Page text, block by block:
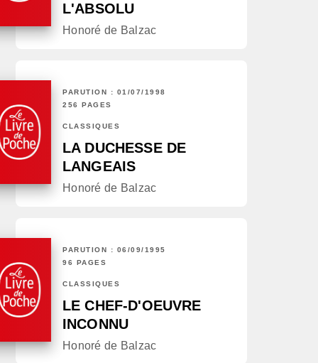
L'ABSOLU
Honoré de Balzac
PARUTION : 01/07/1998
256 PAGES
CLASSIQUES
LA DUCHESSE DE
LANGEAIS
Honoré de Balzac
PARUTION : 06/09/1995
96 PAGES
CLASSIQUES
LE CHEF-D'OEUVRE
INCONNU
Honoré de Balzac